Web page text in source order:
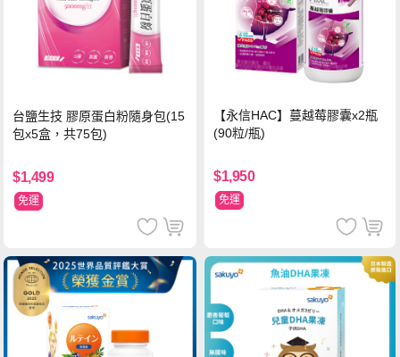
台鹽生技 膠原蛋白粉隨身包(15
包x5盒，共75包)
$1,499
免運
【永信HAC】蔓越莓膠囊x2瓶
(90粒/瓶)
$1,950
免運